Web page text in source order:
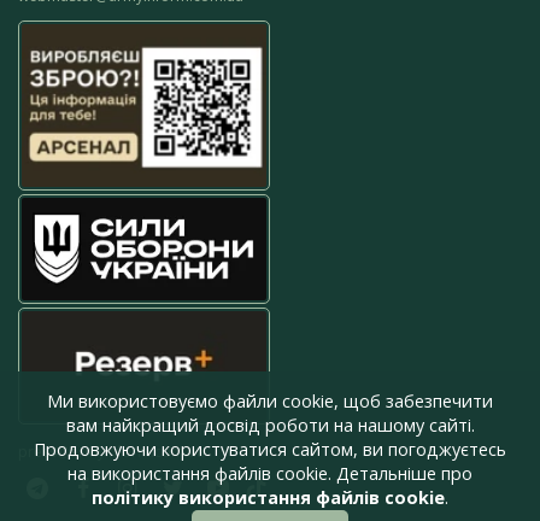
press@armyinform.com.ua
Ми використовуємо файли cookie, щоб забезпечити
вам найкращий досвід роботи на нашому сайті.
Продовжуючи користуватися сайтом, ви погоджуєтесь
на використання файлів cookie. Детальніше про
політику використання файлів cookie.